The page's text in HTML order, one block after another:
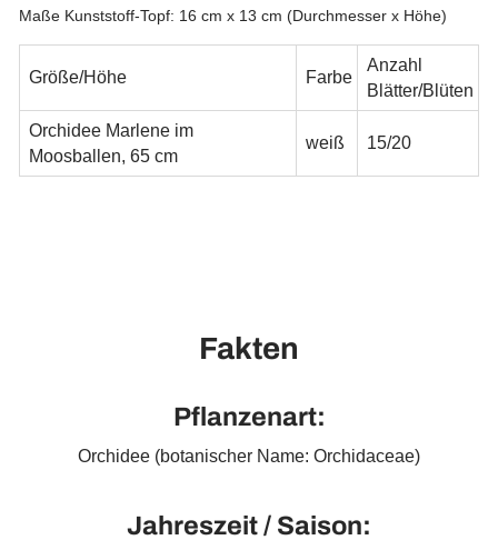
Maße Kunststoff-Topf: 16 cm x 13 cm (Durchmesser x Höhe)
Größe/Höhe Farbe
Anzahl
Blätter/Blüten
Orchidee Marlene im
Moosballen, 65 cm
weiß 15/20
Fakten
Pflanzenart:
Orchidee (botanischer Name: Orchidaceae)
Jahreszeit / Saison: